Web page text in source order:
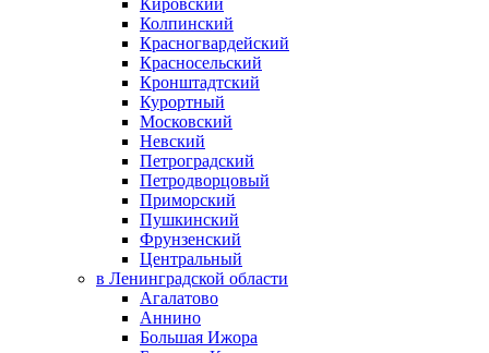
Кировский
Колпинский
Красногвардейский
Красносельский
Кронштадтский
Курортный
Московский
Невский
Петроградский
Петродворцовый
Приморский
Пушкинский
Фрунзенский
Центральный
в Ленинградской области
Агалатово
Аннино
Большая Ижора